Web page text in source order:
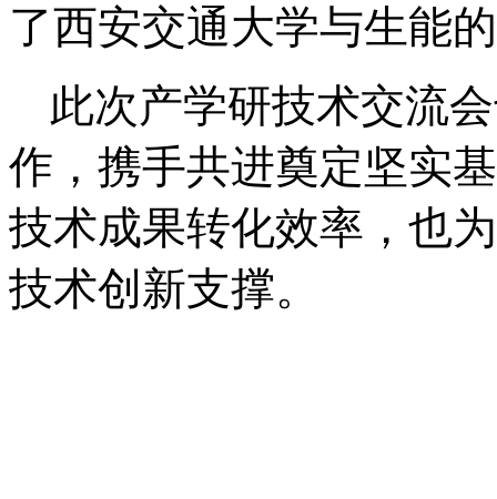
了西安交通大学与生能
此次产学研技术交流
作，携手共进奠定坚实
技术成果转化效率，也
技术创新支撑。